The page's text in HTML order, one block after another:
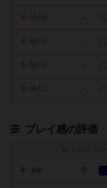
-
-
-
-
プレイ感の評価
0